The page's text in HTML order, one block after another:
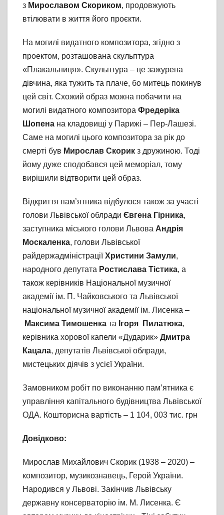
з Мирославом Скориком, продовжують
втілювати в життя його проєкти.
На могилі видатного композитора, згідно з
проектом, розташована скульптура
«Плакальниця». Скульптура – це зажурена
дівчина, яка тужить та плаче, бо митець покинув
цей світ. Схожий образ можна побачити на
могилі видатного композитора Фредеріка
Шопена на кладовищі у Парижі – Пер-Лашезі.
Саме на могилі цього композитора за рік до
смерті був Мирослав Скорик з дружиною. Тоді
йому дуже сподобався цей меморіал, тому
вирішили відтворити цей образ.
Відкриття пам’ятника відбулося також за участі
голови Львівської облради Євгена Гірника,
заступника міського голови Львова Андрія
Москаленка, голови Львівської
райдержадміністраціїХристини Замули,
народного депутата Ростислава Тістика, а
також керівників Національної музичної
академії ім. П. Чайковського та Львівської
національної музичної академії ім. Лисенка –
Максима Тимошенка та Ігоря Пилатюка,
керівника хорової капели «Дударик» Дмитра
Кацала, депутатів Львівської облради,
мистецьких діячів з усієї України.
Замовником робіт по виконанню пам’ятника є
управління капітального будівництва Львівської
ОДА. Кошторисна вартість – 1 104, 003 тис. грн
Довідково:
Мирослав Михайлович Скорик (1938 – 2020) –
композитор, музикознавець, Герой України.
Народився у Львові. Закінчив Львівську
державну консерваторію ім. М. Лисенка. Є